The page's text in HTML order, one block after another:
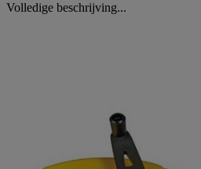
Volledige beschrijving...